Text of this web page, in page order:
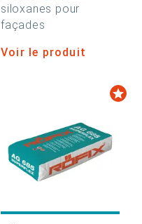
siloxanes pour
façades
Voir le produit